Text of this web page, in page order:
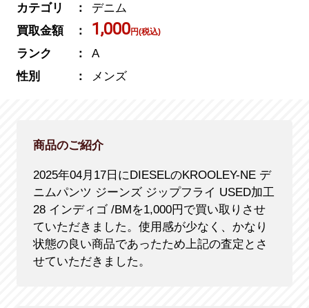
カテゴリ
デニム
買取金額
1,000円(税込)
ランク
A
性別
メンズ
商品のご紹介
2025年04月17日にDIESELのKROOLEY-NE デ
ニムパンツ ジーンズ ジップフライ USED加工
28 インディゴ /BMを1,000円で買い取りさせ
ていただきました。使用感が少なく、かなり
状態の良い商品であったため上記の査定とさ
せていただきました。